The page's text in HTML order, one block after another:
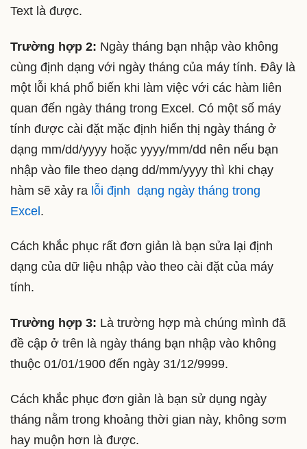
Text là được.
Trường hợp 2: Ngày tháng bạn nhập vào không
cùng định dạng với ngày tháng của máy tính. Đây là
một lỗi khá phổ biến khi làm việc với các hàm liên
quan đến ngày tháng trong Excel. Có một số máy
tính được cài đặt mặc định hiển thị ngày tháng ở
dạng mm/dd/yyyy hoặc yyyy/mm/dd nên nếu bạn
nhập vào file theo dạng dd/mm/yyyy thì khi chạy
hàm sẽ xảy ra lỗi định dạng ngày tháng trong
Excel.
Cách khắc phục rất đơn giản là bạn sửa lại định
dạng của dữ liệu nhập vào theo cài đặt của máy
tính.
Trường hợp 3: Là trường hợp mà chúng mình đã
đề cập ở trên là ngày tháng bạn nhập vào không
thuộc 01/01/1900 đến ngày 31/12/9999.
Cách khắc phục đơn giản là bạn sử dụng ngày
tháng nằm trong khoảng thời gian này, không sơm
hay muộn hơn là được.